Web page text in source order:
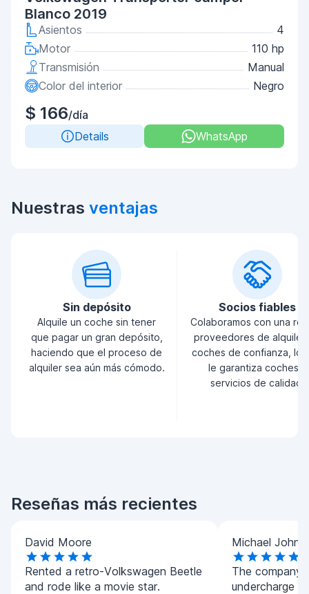
Blanco 2019
Asientos
4
Motor
110 hp
Transmisión
Manual
Color del interior
Negro
$ 166/día
Details
WhatsApp
Nuestras ventajas
Sin depósito
Alquile un coche sin tener
que pagar un gran depósito,
haciendo que el proceso de
alquiler sea aún más cómodo.
Socios fiables
Colaboramos con una
proveedores de alquiler
coches de confianza, lo
le garantiza coches y
servicios de calidad.
Reseñas más recientes
David Moore
Rented a retro-Volkswagen Beetle
and rode like a movie star.
Michael
The company
undercharge